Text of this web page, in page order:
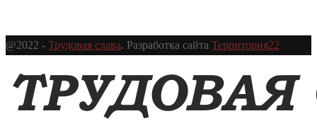
@2022 - Трудовая слава. Разработка сайта Территория22